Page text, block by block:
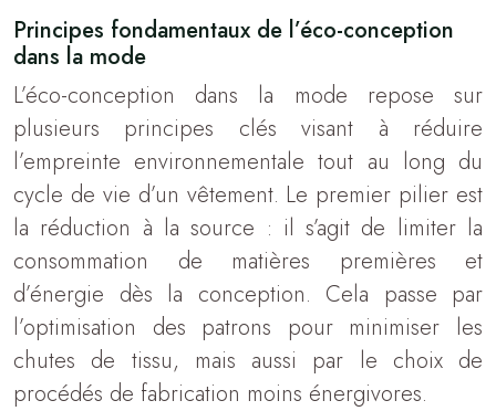
Principes fondamentaux de l’éco-conception
dans la mode
L’éco-conception dans la mode repose sur
plusieurs principes clés visant à réduire
l’empreinte environnementale tout au long du
cycle de vie d’un vêtement. Le premier pilier est
la réduction à la source : il s’agit de limiter la
consommation de matières premières et
d’énergie dès la conception. Cela passe par
l’optimisation des patrons pour minimiser les
chutes de tissu, mais aussi par le choix de
procédés de fabrication moins énergivores.